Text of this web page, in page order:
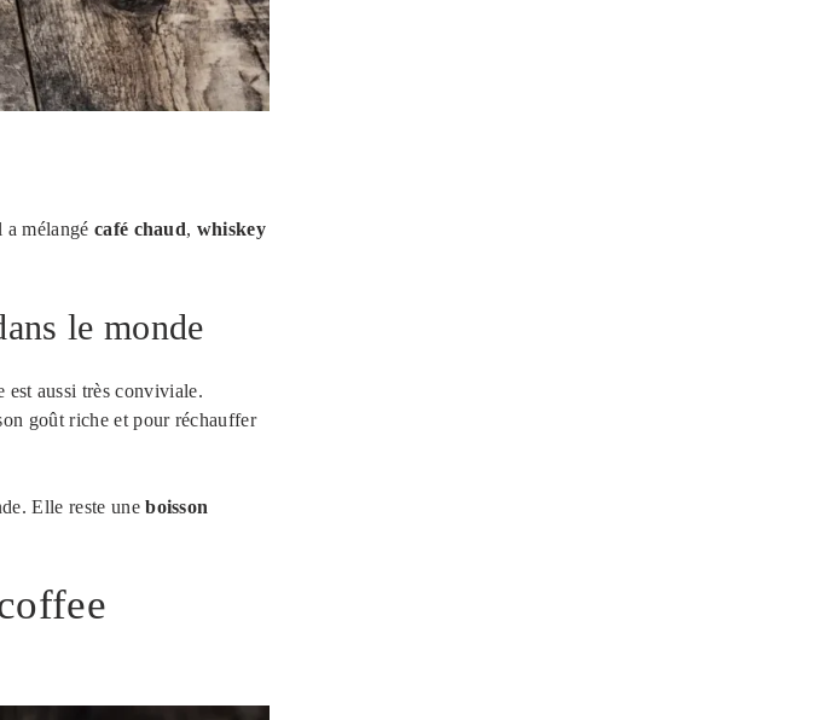
mélangé café chaud, whiskey
le monde
est aussi très conviviale.
goût riche et pour réchauffer
Elle reste uneboisson